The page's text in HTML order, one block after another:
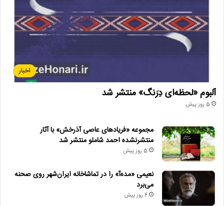
دیگر خبرها
• مجله هنری
• زمان ساخت و اکران «مایکل ۲» اعلام شد
• شایعه یا واقعیت؟ نقش کلیدی پل توماس اندرسون در فیلم جدید
اسکورسیزی
• جزئیات اکران مستند «ماسک» منتشر شد
• تالار حافظ میزبان «کافه نادری» می‌شود
باغ کیانوش دیجی کانون
اخبار
آلبوم «لحظه‌ای دِرَنگ» منتشر شد
5 روز پیش
مجموعه «فریادهای عاصی آذرخش» با آثار
منتشرنشده احمد شاملو منتشر شد
5 روز پیش
نعیمی «مده‌آ» را در تماشاخانه ایران‌شهر روی صحنه
می‌برد
6 روز پیش